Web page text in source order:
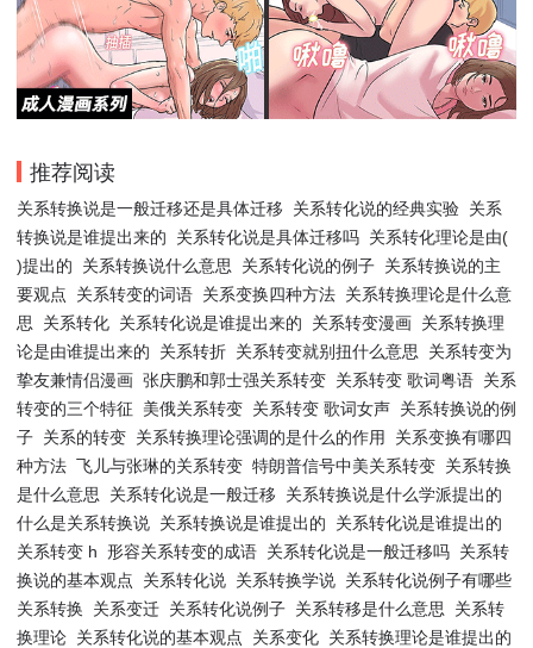
推荐阅读
关系转换说是一般迁移还是具体迁移 关系转化说的经典实验 关系
转换说是谁提出来的
关系转化说是具体迁移吗 关系转化理论是由(
)提出的
关系转换说什么意思 关系转化说的例子 关系转换说的主
要观点
关系转变的词语 关系变换四种方法 关系转换理论是什么意
思
关系转化 关系转化说是谁提出来的 关系转变漫画 关系转换理
论是由谁提出来的
关系转折 关系转变就别扭什么意思
关系转变为
挚友兼情侣漫画 张庆鹏和郭士强关系转变 关系转变 歌词粤语 关系
转变的三个特征
美俄关系转变 关系转变 歌词女声 关系转换说的例
子 关系的转变 关系转换理论强调的是什么的作用
关系变换有哪四
种方法 飞儿与张琳的关系转变 特朗普信号中美关系转变 关系转换
是什么意思
关系转化说是一般迁移
关系转换说是什么学派提出的
什么是关系转换说 关系转换说是谁提出的
关系转化说是谁提出的
关系转变 h 形容关系转变的成语 关系转化说是一般迁移吗 关系转
换说的基本观点
关系转化说 关系转换学说 关系转化说例子有哪些
关系转换
关系变迁 关系转化说例子 关系转移是什么意思
关系转
换理论 关系转化说的基本观点 关系变化 关系转换理论是谁提出的